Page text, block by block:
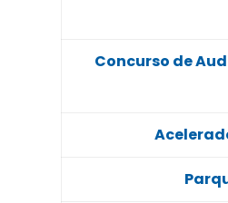
Concurso de